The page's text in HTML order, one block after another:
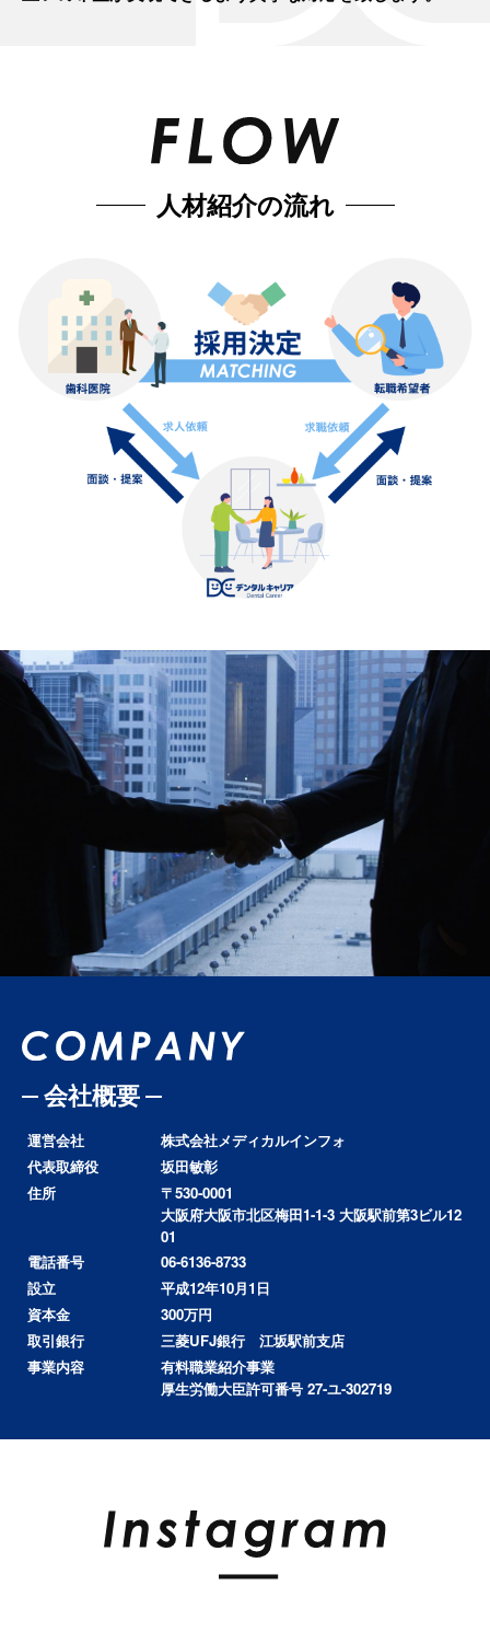
人材紹介の流れ
会社概要
運営会社
株式会社メディカルインフォ
代表取締役
坂田敏彰
住所
〒530-0001
大阪府大阪市北区梅田1-1-3 大阪駅前第3ビル12
01
電話番号
06-6136-8733
設立
平成12年10月1日
資本金
300万円
取引銀行
三菱UFJ銀行 江坂駅前支店
事業内容
有料職業紹介事業
厚生労働大臣許可番号 27-ユ-302719